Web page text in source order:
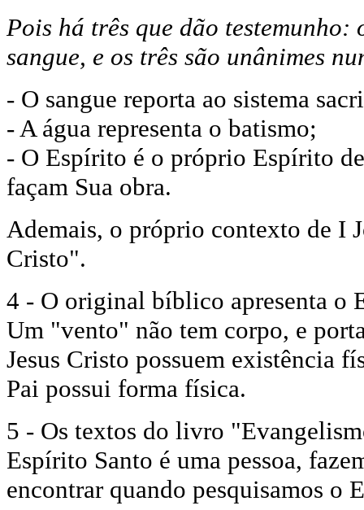
Pois há três que dão
sangue, e os três são unânimes
- O sangue reporta ao sistema
- A água representa o batismo;
- O Espírito é o próprio Espírito
façam Sua obra.
Ademais, o próprio contexto de I
Cristo".
4 - O original bíblico apresenta o
Um "vento" não tem corpo, e
Jesus Cristo possuem existência
Pai possui forma física.
5 - Os textos do livro
Espírito Santo é uma pessoa,
encontrar quando pesquisamos o